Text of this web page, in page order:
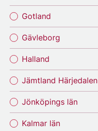
Gotland
Gävleborg
Halland
Jämtland Härjedalen
Jönköpings län
Kalmar län